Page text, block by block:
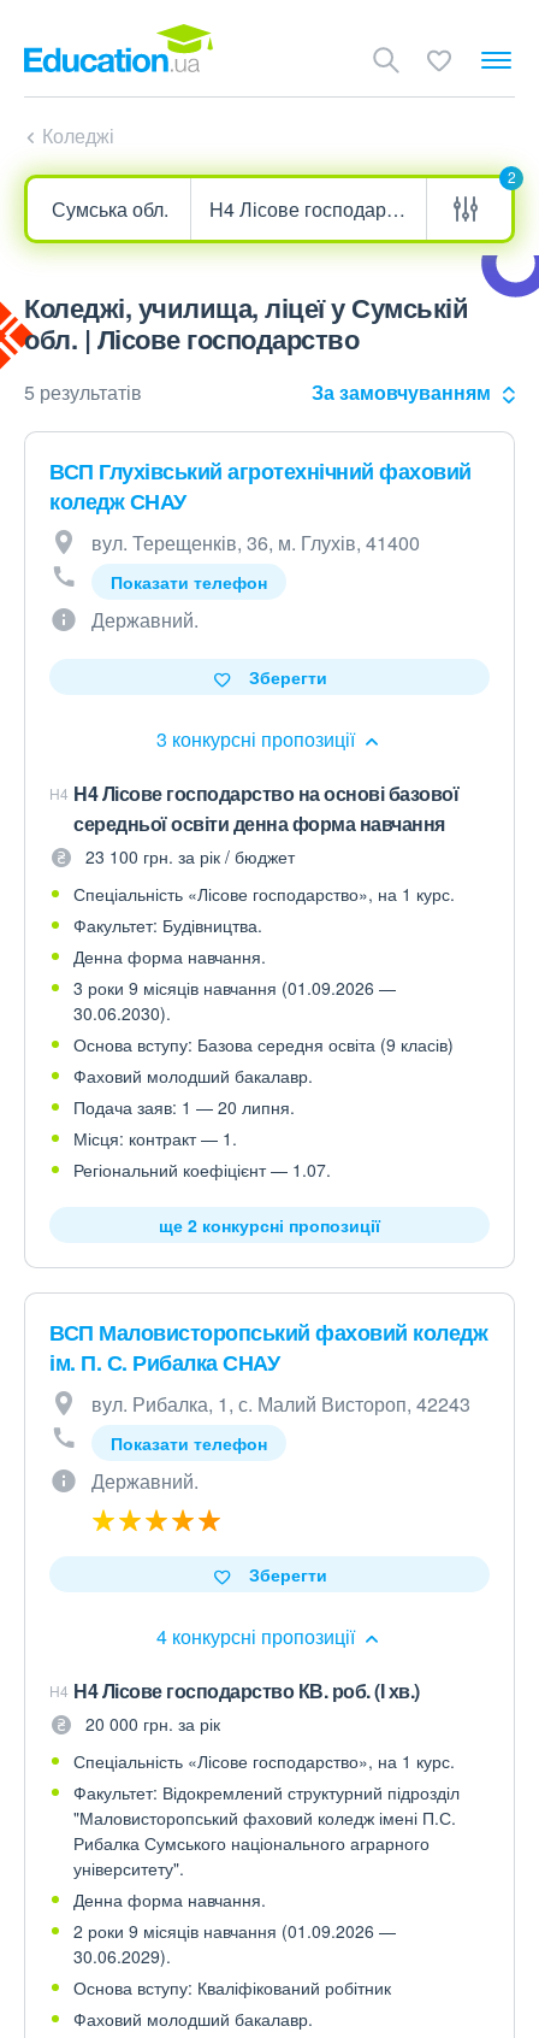
Коледжі
2
Коледжі, училища, ліцеї у Сумській
обл. | Лісове господарство
5 результатів За замовчуванням
ВСП Глухівський агротехнічний фаховий
коледж СНАУ
вул. Терещенків, 36, м. Глухів, 41400
Показати телефон
Державний.
3 конкурсні пропозиції
Зберегти
H4 H4 Лісове господарство на основі базової
середньої освіти денна форма навчання
23 100 грн. за рік / бюджет
Спеціальність «Лісове господарство», на 1 курс.
Факультет: Будівництва.
Денна форма навчання.
3 роки 9 місяців навчання (01.09.2026 —
30.06.2030).
Основа вступу: Базова середня освіта (9 класів)
Фаховий молодший бакалавр.
Подача заяв: 1 — 20 липня.
Місця: контракт — 1.
Регіональний коефіцієнт — 1.07.
ще 2 конкурсні пропозиції
ВСП Маловисторопський фаховий коледж
ім. П. С. Рибалка СНАУ
вул. Рибалка, 1, с. Малий Вистороп, 42243
Показати телефон
Державний.
4 конкурсні пропозиції
Зберегти
H4 Н4 Лісове господарство КВ. роб. (І хв.)
20 000 грн. за рік
Спеціальність «Лісове господарство», на 1 курс.
Факультет: Відокремлений структурний підрозділ
"Маловисторопський фаховий коледж імені П.С.
Рибалка Сумського національного аграрного
університету".
Денна форма навчання.
2 роки 9 місяців навчання (01.09.2026 —
30.06.2029).
Основа вступу: Кваліфікований робітник
Фаховий молодший бакалавр.